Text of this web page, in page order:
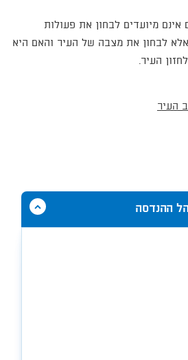
מיועדים לבחון את פעולות
לבחון את מצבה של העיר והאם היא
העיר.
העיר
הסתר
תוכן
אודות
ההנדסה